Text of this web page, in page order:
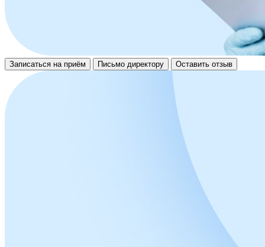
Записаться на приём Письмо директору Оставить отзыв